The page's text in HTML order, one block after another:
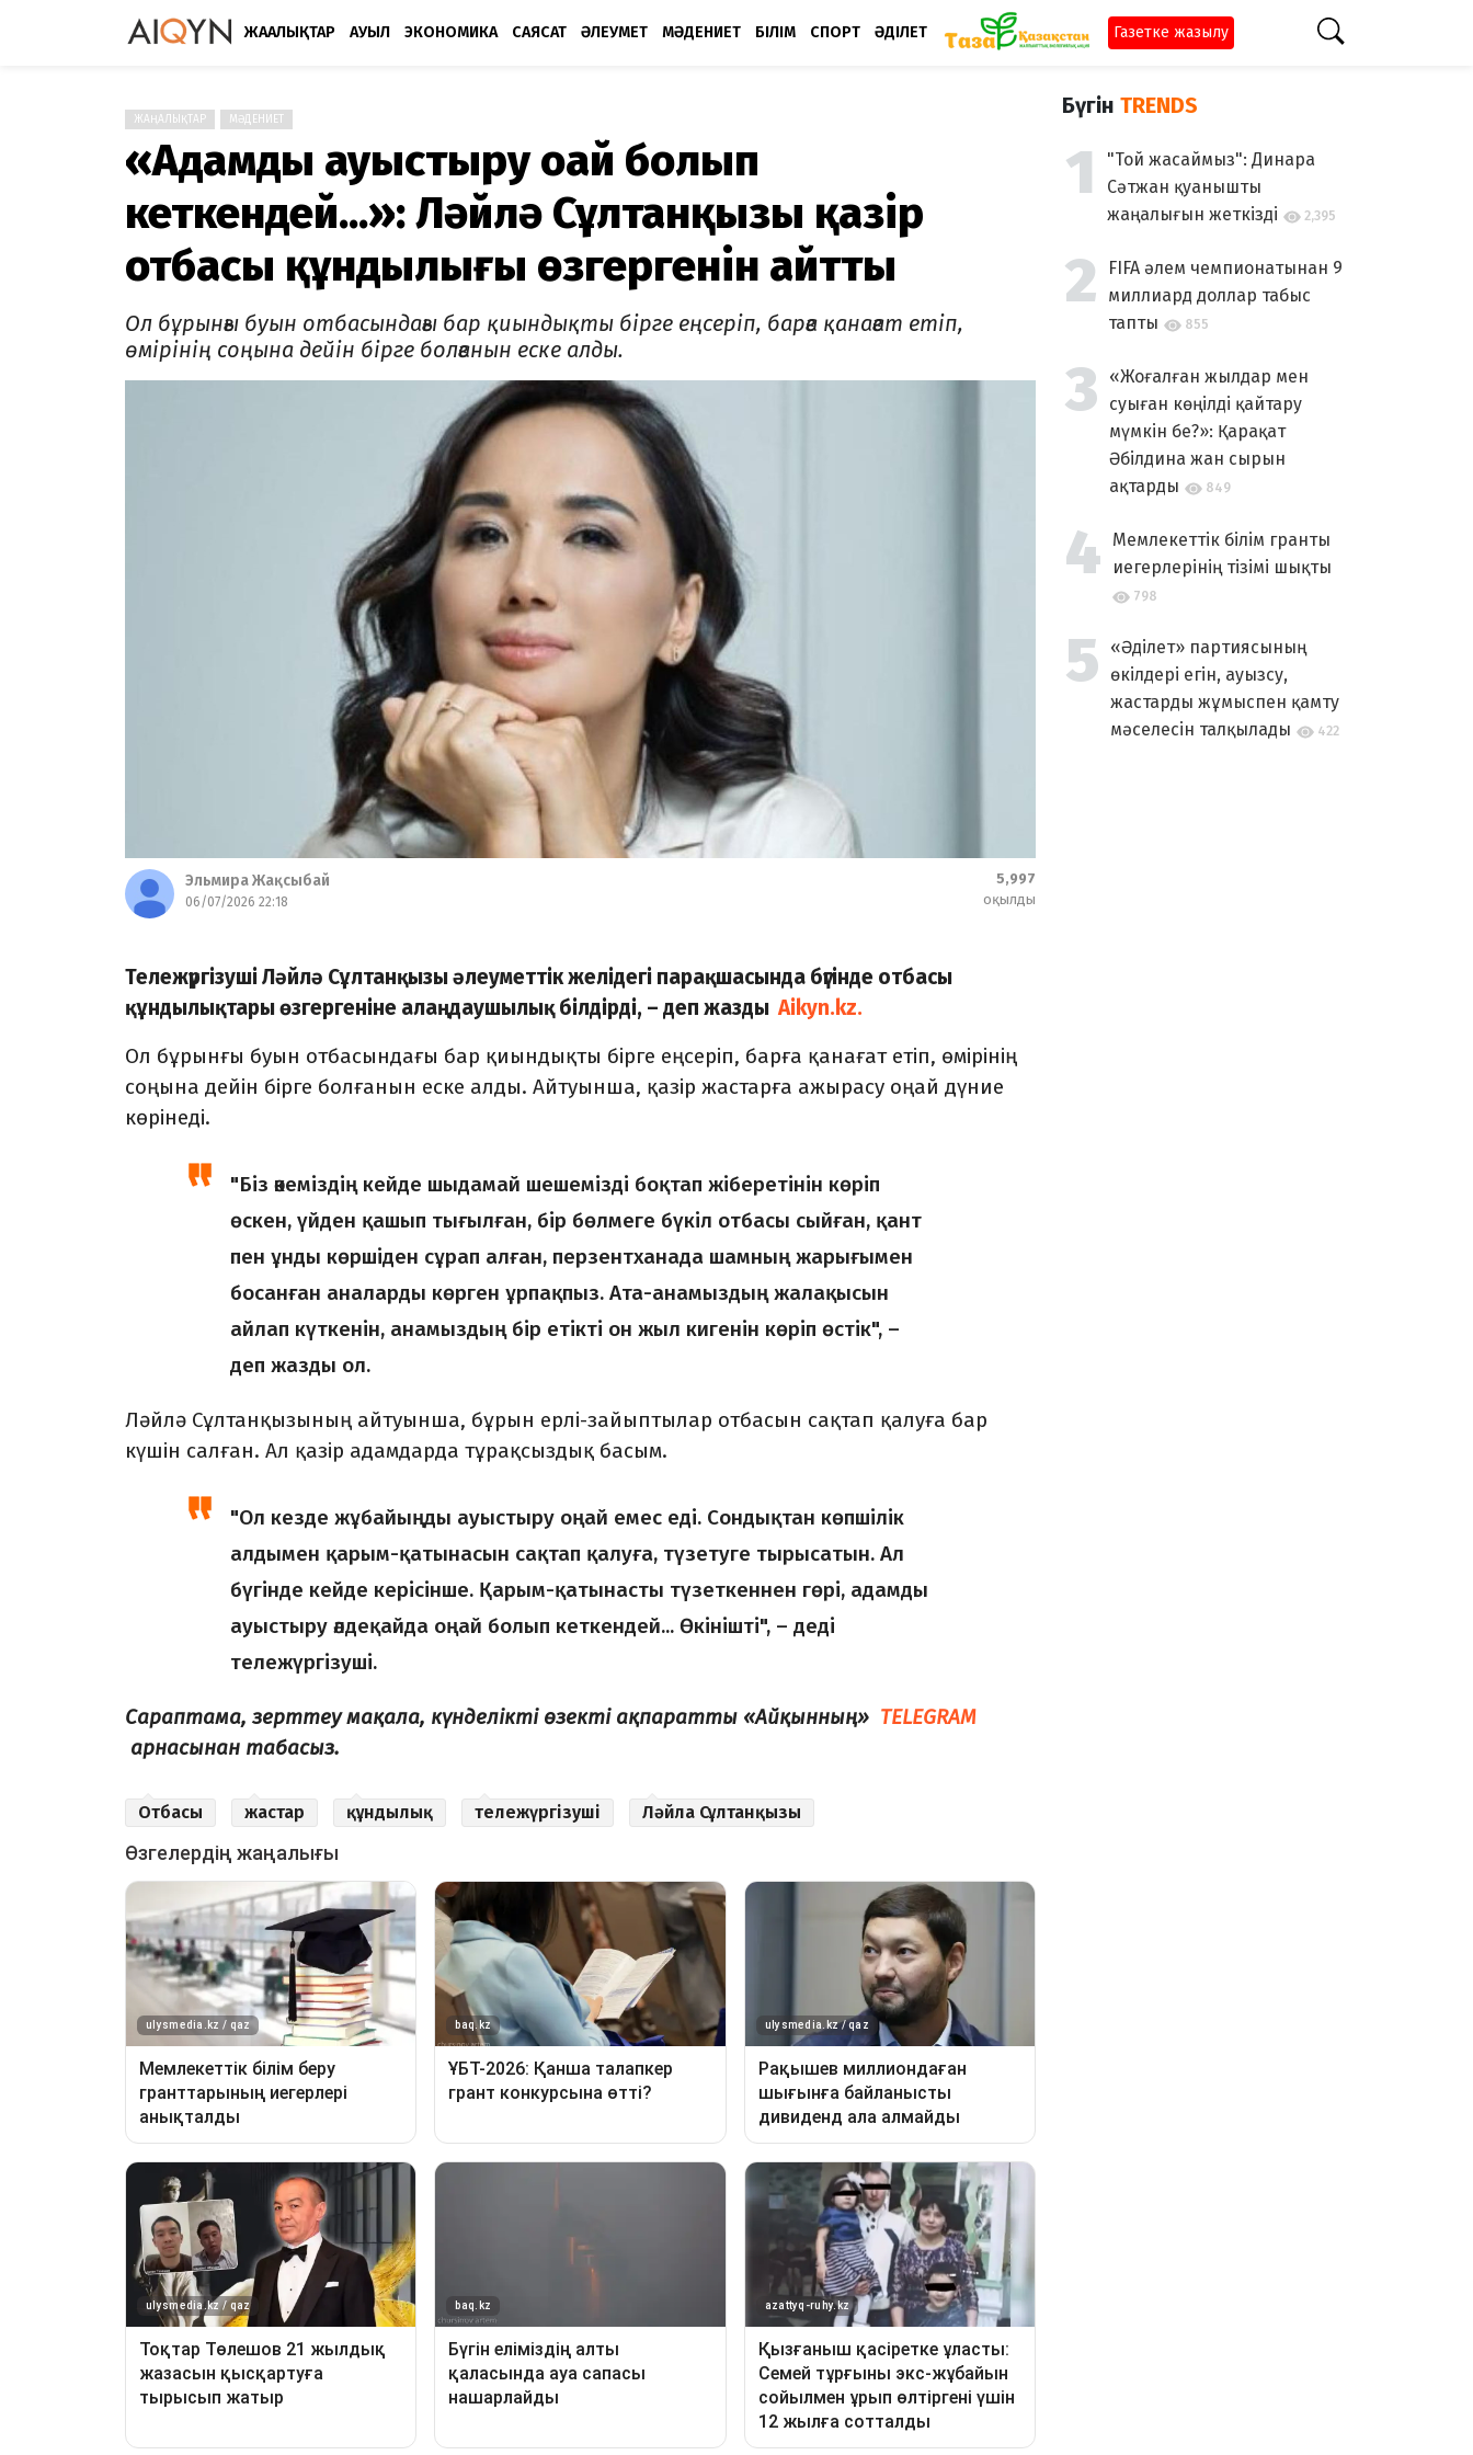
ЖАҢАЛЫҚТАР АУЫЛ ЭКОНОМИКА САЯСАТ ӘЛЕУМЕТ МӘДЕНИЕТ БІЛІМ СПОРТ ӘДІЛЕТ Газетке жазылу
ЖАҢАЛЫҚТАР МӘДЕНИЕТ
«Адамды ауыстыру оңай болып
кеткендей...»: Ләйлә Сұлтанқызы қазір
отбасы құндылығы өзгергенін айтты
Ол бұрынғы буын отбасындағы бар қиындықты бірге еңсеріп, барға қанағат етіп,
өмірінің соңына дейін бірге болғанын еске алды.
Эльмира Жақсыбай
06/07/2026 22:18
5,997
оқылды
Тележүргізуші Ләйлә Сұлтанқызы әлеуметтік желідегі парақшасында бүгінде отбасы
құндылықтары өзгергеніне алаңдаушылық білдірді, – деп жазды Aikyn.kz.
Ол бұрынғы буын отбасындағы бар қиындықты бірге еңсеріп, барға қанағат етіп, өмірінің
соңына дейін бірге болғанын еске алды. Айтуынша, қазір жастарға ажырасу оңай дүние
көрінеді.
"Біз әкеміздің кейде шыдамай шешемізді боқтап жіберетінін көріп
өскен, үйден қашып тығылған, бір бөлмеге бүкіл отбасы сыйған, қант
пен ұнды көршіден сұрап алған, перзентханада шамның жарығымен
босанған аналарды көрген ұрпақпыз. Ата-анамыздың жалақысын
айлап күткенін, анамыздың бір етікті он жыл кигенін көріп өстік", –
деп жазды ол.
Ләйлә Сұлтанқызының айтуынша, бұрын ерлі-зайыптылар отбасын сақтап қалуға бар
күшін салған. Ал қазір адамдарда тұрақсыздық басым.
"Ол кезде жұбайыңды ауыстыру оңай емес еді. Сондықтан көпшілік
алдымен қарым-қатынасын сақтап қалуға, түзетуге тырысатын. Ал
бүгінде кейде керісінше. Қарым-қатынасты түзеткеннен гөрі, адамды
ауыстыру әлдеқайда оңай болып кеткендей... Өкінішті", – деді
тележүргізуші.
Сараптама, зерттеу мақала, күнделікті өзекті ақпаратты «Айқынның» TELEGRAM
арнасынан табасыз.
Отбасы жастар құндылық тележүргізуші Ләйла Сұлтанқызы
Бүгін TRENDS
"Той жасаймыз": Динара
Сәтжан қуанышты
жаңалығын жеткізді
2,395
FIFA әлем чемпионатынан 9
миллиард доллар табыс
тапты
855
«Жоғалған жылдар мен
суыған көңілді қайтару
мүмкін бе?»: Қарақат
Әбілдина жан сырын
ақтарды
849
Мемлекеттік білім гранты
иегерлерінің тізімі шықты
798
«Әділет» партиясының
өкілдері егін, ауызсу,
жастарды жұмыспен қамту
мәселесін талқылады
422